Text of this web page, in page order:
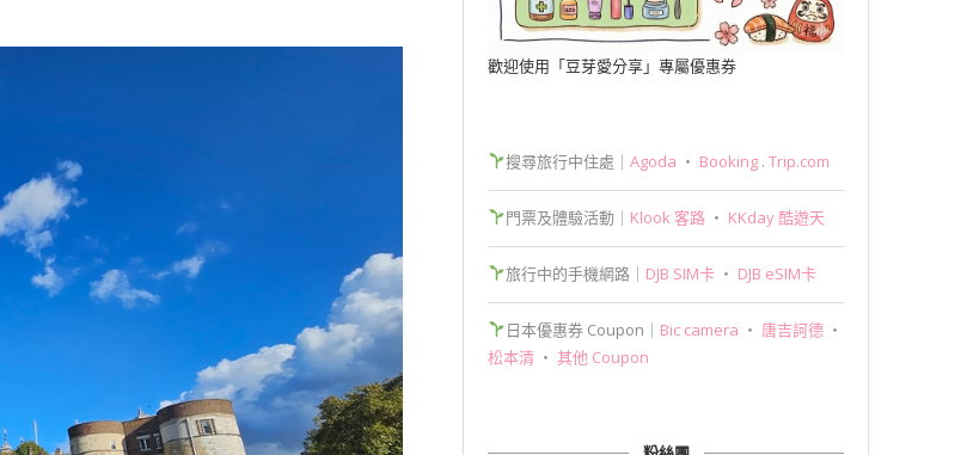
歡迎使用「豆芽愛分享」專屬優惠券
搜尋旅行中住處｜ Agoda ‧ Booking. Trip.com
門票及體驗活動｜ Klook 客路‧ KKday 酷遊天
旅行中的手機網路｜ DJB SIM卡‧ DJB eSIM卡
日本優惠券 Coupon｜ Bic camera ‧ 唐吉訶德‧
松本清 ‧ 其他 Coupon